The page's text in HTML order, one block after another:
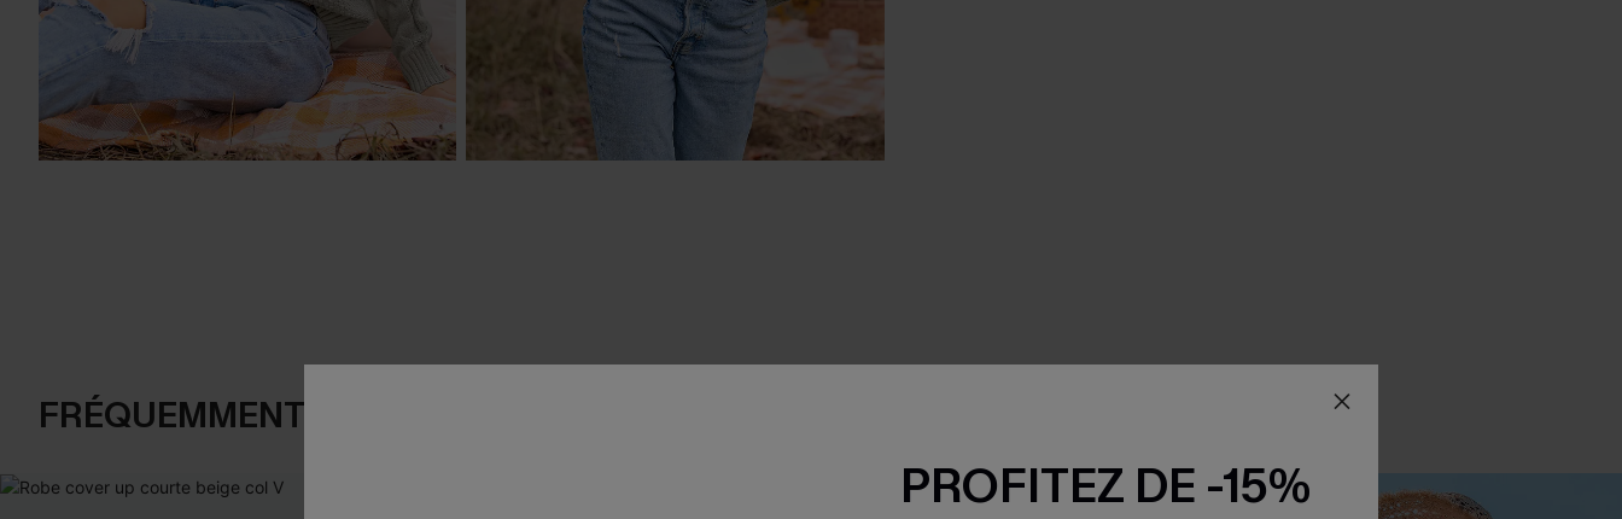
FRÉQUEMMENT ACHETÉS ENSEMBLE
PROFITEZ DE -15%